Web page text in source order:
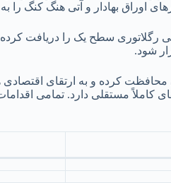
رگلاتوری سطح یک را دریافت
شود.
کاملاً مستقلی دارد. تمامی